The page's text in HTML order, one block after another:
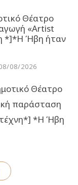
Θέατρο
«Artist
*]*Η Ήβη ήταν
08/2026
Θέατρο
παράσταση
*Η Ήβη